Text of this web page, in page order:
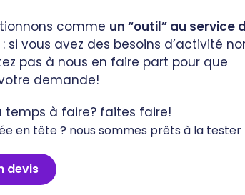
comme un “outil” au service
: si vous avez des besoins d’activité
pas à nous en faire part pour que
demande!
temps à faire? faites faire!
en tête ? nous sommes prêts à la tester
devis